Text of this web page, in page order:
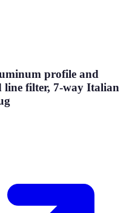
profile and
line filter, 7-way Italian